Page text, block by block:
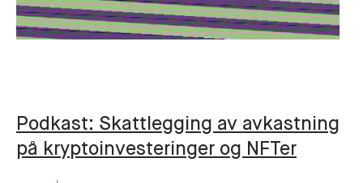
Podkast: Skattlegging av avkastning
på kryptoinvesteringer og NFTer